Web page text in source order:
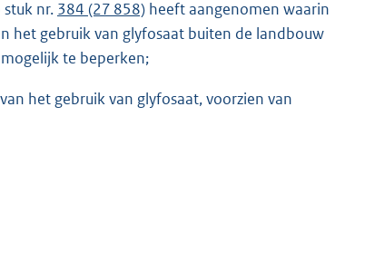
nr. 384 (27 858) heeft aangenomen waarin
het gebruik van glyfosaat buiten de landbouw
te beperken;
het gebruik van glyfosaat, voorzien van